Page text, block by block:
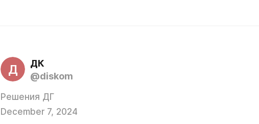
Д
ДК
@diskom
Решения ДГ
December 7, 2024